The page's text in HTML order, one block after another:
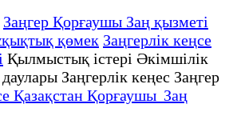
Заңгер Қорғаушы Заң қызметі
қөмек Заңгерлік кеңсе
Қылмыстық істері Әкімшілік
Заңгерлік кеңес Заңгер
Қазақстан Қорғаушы Заң